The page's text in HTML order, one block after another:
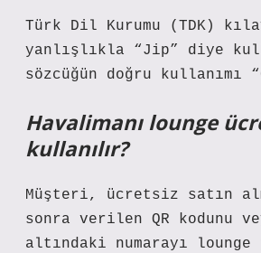
Türk Dil Kurumu (TDK)
yanlışlıkla “Jip” diye
sözcüğün doğru kullanımı
Havalimanı lounge
kullanılır?
Müşteri, ücretsiz satın
sonra verilen QR kodunu
altındaki numarayı lounge